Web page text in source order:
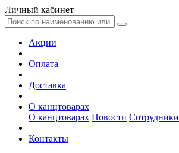
Личный кабинет
Акции
Оплата
Доставка
О канцтоварах
О канцтоварах Новости Сотрудники
Контакты